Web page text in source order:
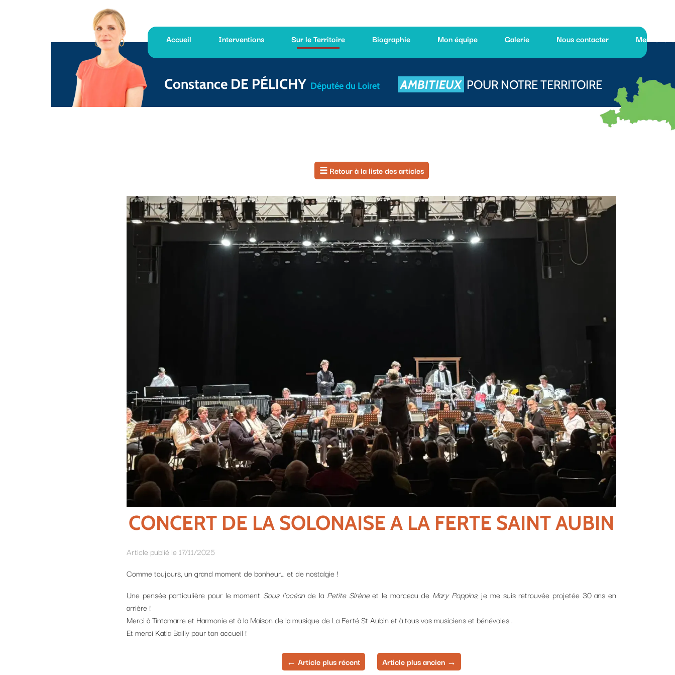
Accueil Interventions Sur le Territoire Biographie Mon équipe Galerie Nous contacter Mentions légales
Constance DE PÉLICHY Députée du Loiret A MBITIEUXPOUR NOTRE TERRITOIRE
Retour à la liste des articles
CONCERT DE LA SOLONAISE A LA FERTE SAINT AUBIN
Article publié le 17/11/2025
Comme toujours, un grand moment de bonheur… et de nostalgie !
Une pensée particulière pour le momentSous l’océande laPetite Sirène et le morceau de Mary Poppins, je me suis retrouvée projetée 30 ans en
Merci à Tintamarre et Harmonie et à la Maison de la musique de La Ferté St Aubin et à tous vos musiciens et bénévoles .
Et merci Katia Bailly pour ton accueil !
Article plus récent Article plus ancien→